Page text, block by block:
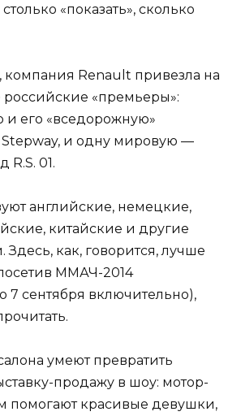
«показать», сколько
компания Renault привезла на
«премьеры»:
и его «вседорожную»
и одну мировую —
R.S. 01.
английские, немецкие,
китайские и другие
Здесь, как, говорится, лучше
ММАЧ-2014
7 сентября включительно),
умеют превратить
продажу в шоу: мотор-
помогают красивые девушки,